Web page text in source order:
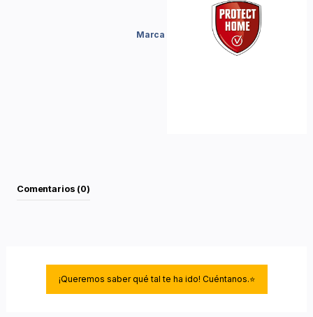
Marca
Comentarios (0)
¡Queremos saber qué tal te ha ido! Cuéntanos.⭐